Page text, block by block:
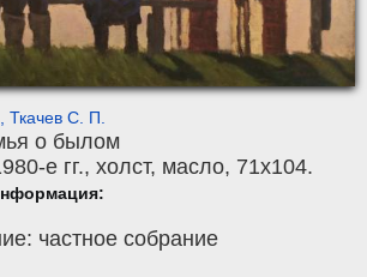
Ткачев С. П.
о былом
е гг., холст, масло, 71x104.
частное собрание